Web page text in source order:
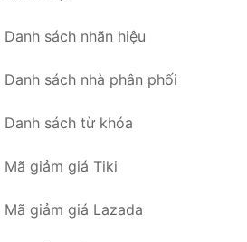
Danh sách nhãn hiệu
Danh sách nhà phân phối
Danh sách từ khóa
Mã giảm giá Tiki
Mã giảm giá Lazada